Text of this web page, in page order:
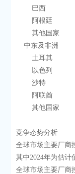
        巴西
        阿根廷
        其他国家
    中东及非洲
        土耳其
        以色列
        沙特
        阿联酋
        其他国家
竞争态势分析
全球市场主要厂商
其中2024年为估计
全球市场主要厂商